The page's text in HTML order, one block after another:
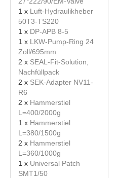
1 x Luft-Hydraulikheber
50T3-TS220
1 x DP-APB 8-5
1 x LKW-Pump-Ring 24
Zoll/695mm
2 x SEAL-Fit-Solution,
Nachfüllpack
2 x SEK-Adapter NV11-
R6
2 x Hammerstiel
L=400/2000g
1 x Hammerstiel
L=380/1500g
2 x Hammerstiel
L=360/1000g
1 x Universal Patch
SMT1/50